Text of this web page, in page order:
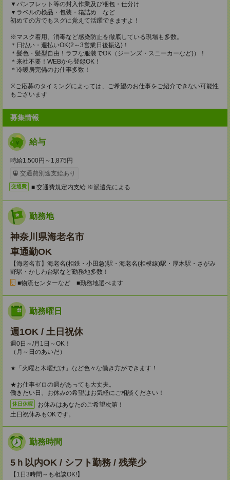
▼パンフレット等の封入作業及び梱包・仕分け
▼ラベルの検品・包装・箱詰め など
初めての方でもスグに覚えて活躍できますよ！
※マスク着用、消毒など感染防止を徹底している現場も多数。
＊日払い・週払いOK(2～3営業日後振込)！
＊髪色・髪型自由！ラフな服装でOK（ジーンズ・スニーカーなど)）！
＊来社不要！WEBから登録OK！
＊冷暖房完備のお仕事多数！
※ご応募のタイミングによっては、ご希望のお仕事をご紹介できない可能性
もございます
募集情報
給与
時給1,500円～1,875円
交通費別途支給あり
交通費 ■ 交通費規定内支給 ※派遣先による
勤務地
神奈川県海老名市
車通勤OK
【海老名市】海老名(相鉄・小田急)駅・海老名(相模線)駅・厚木駅・さがみ
野駅・かしわ台駅など勤務地多数！
■物流センターなど ■勤務地選べます
勤務曜日
週1OK / 土日祝休
週0日～/月1日～OK！
（月～日のあいだ）
★「火曜と木曜だけ」など色々な働き方ができます！
★お仕事ゼロの週があっても大丈夫。
働きたい日、お休みの希望はお気軽にご相談ください！
休日休暇
お休みはあなたのご希望次第！
土日祝休みもOKです。
勤務時間
5ｈ以内OK / シフト勤務 / 残業少
【1日3時間～も相談OK!】